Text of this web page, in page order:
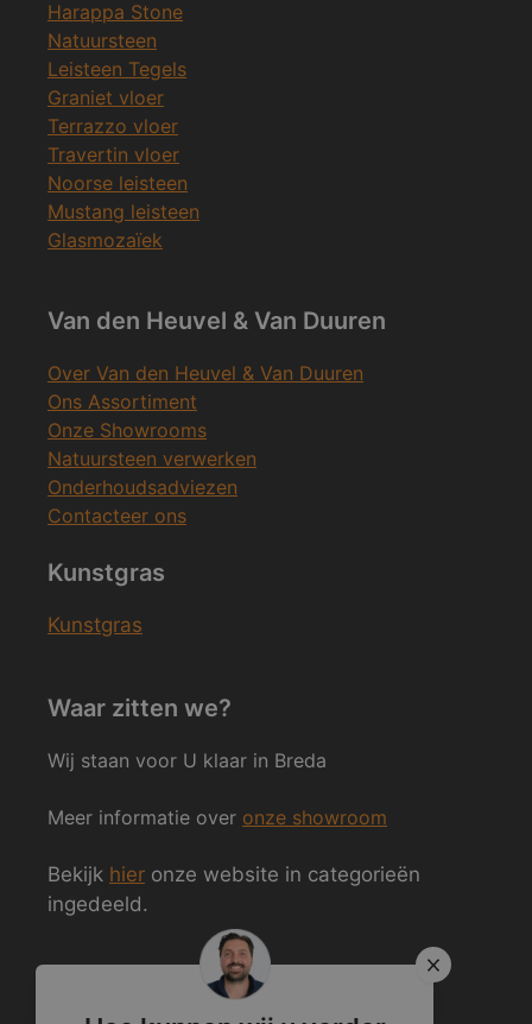
Harappa Stone
Natuursteen
Leisteen Tegels
Graniet vloer
Terrazzo vloer
Travertin vloer
Noorse leisteen
Mustang leisteen
Glasmozaïek
Van den Heuvel & Van Duuren
Over Van den Heuvel & Van Duuren
Ons Assortiment
Onze Showrooms
Natuursteen verwerken
Onderhoudsadviezen
Contacteer ons
Kunstgras
Kunstgras
Waar zitten we?
Wij staan voor U klaar in Breda
Meer informatie over onze showroom
Bekijk hier onze website in categorieën
ingedeeld.
Volg ons ook op Social Media